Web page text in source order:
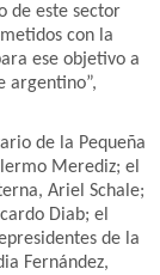
de este sector
con la
ese objetivo a
argentino”,
de la Pequeña
Merediz; el
Ariel Schale;
Diab; el
de la
Fernández,